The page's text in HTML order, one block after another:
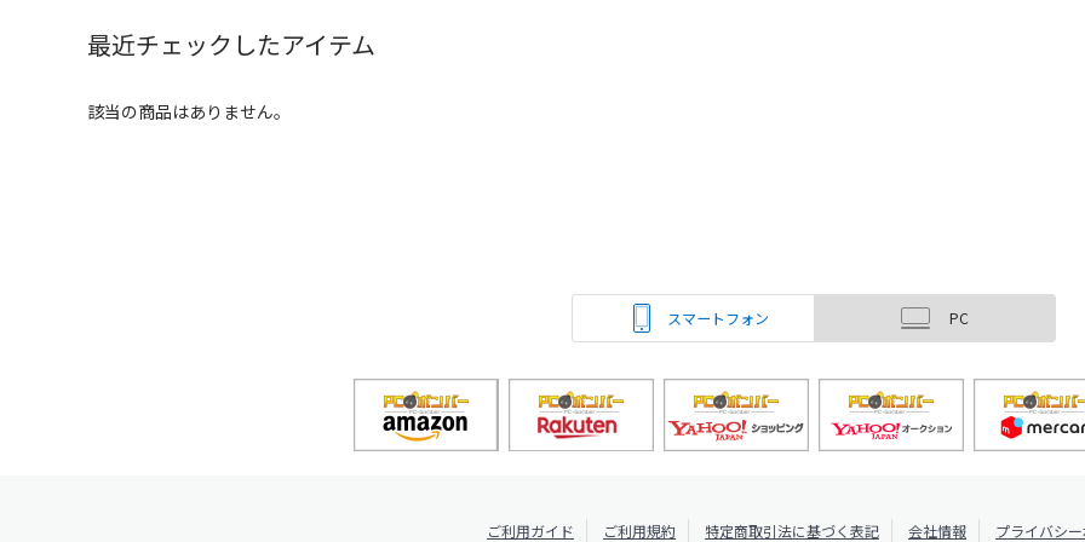
最近チェックしたアイテム
該当の商品はありません。
スマートフォン PC
ご利用ガイド ご利用規約 特定商取引法に基づく表記 会社情報 プライバシ